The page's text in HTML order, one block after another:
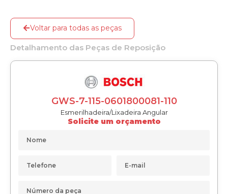
Voltar para todas as peças
Detalhamento das Peças de Reposição
GWS-7-115-0601800081-110
Esmerilhadeira/Lixadeira Angular
Solicite um orçamento